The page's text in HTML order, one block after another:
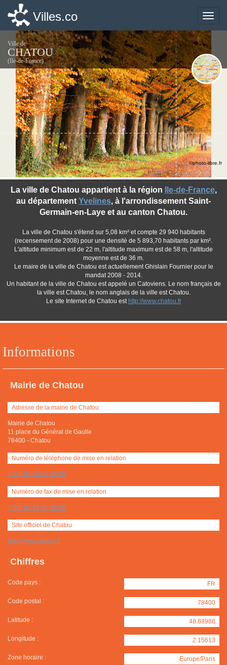
Toggle
Villes.co
Ville de
CHATOU
(Ile-de-France)
Informations
Mairie de Chatou
Adresse de la mairie de Chatou
Mairie de Chatou
11 place du Général de Gaulle
78400 - Chatou
Numéro de téléphone de mise en relation
+(33) 01 34 80 46 00
Numéro de fax de mise en relation
+(33) 01 34 80 46 06
Site officiel de Chatou
http://www.chatou.fr
Chiffres
Code pays : FR
Code postal : 78400
Latitude : 48.88988
Longitude : 2.15613
Zone horaire : Europe/Paris
La ville de Chatou appartient à la région Ile-de-France,
au département Yvelines, à l'arrondissement Saint-
Germain-en-Laye et au canton Chatou.
La ville de Chatou s'étend sur 5,08 km² et compte 29 940 habitants
(recensement de 2008) pour une densité de 5 893,70 habitants par km².
L'altitude minimum est de 22 m, l'altitude maximum est de 58 m, l'altitude
moyenne est de 36 m.
Le maire de la ville de Chatou est actuellement Ghislain Fournier pour le
mandat 2008 - 2014.
Un habitant de la ville de Chatou est appelé un Catoviens. Le nom français de
la ville est Chatou, le nom anglais de la ville est Chatou.
Le site Internet de Chatou est http://www.chatou.fr
©photo-libre.fr
Toggle
Villes.co